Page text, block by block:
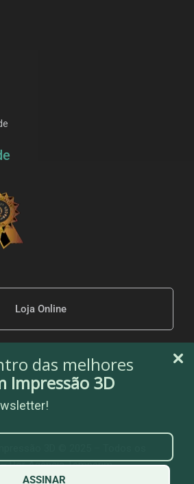
das melhores
Impressão 3D
ASSINAR
Loja Online
3D © 2025 – Todos os
PorAgência Temperim